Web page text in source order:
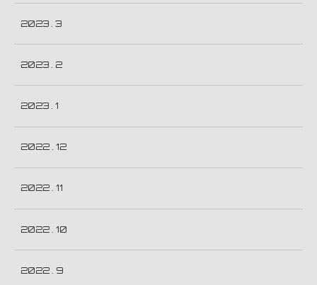
2023 . 3
2023 . 2
2023 . 1
2022 . 12
2022 . 11
2022 . 10
2022 . 9